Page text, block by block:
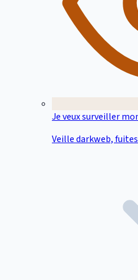
Je veux surveiller
Veille darkweb,